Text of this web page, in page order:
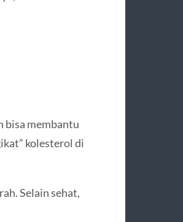
bisa membantu
kolesterol di
Selain sehat,